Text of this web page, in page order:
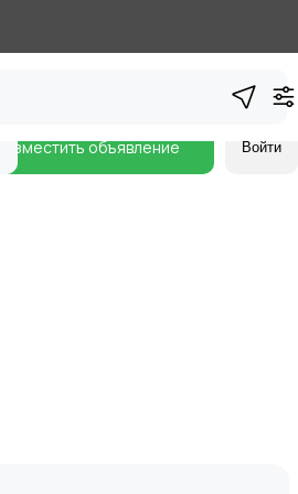
Разместить объявление Войти